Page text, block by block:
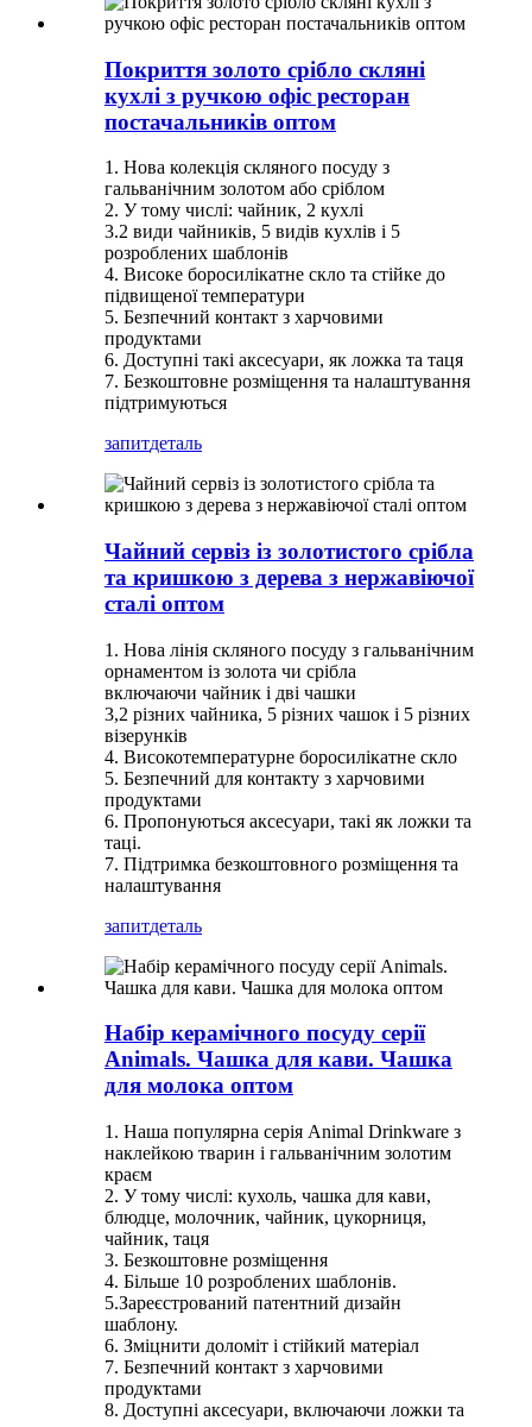
Покриття золото срібло скляні
кухлі з ручкою офіс ресторан
постачальників оптом
1. Нова колекція скляного посуду з
гальванічним золотом або сріблом
2. У тому числі: чайник, 2 кухлі
3.2 види чайників, 5 видів кухлів і 5
розроблених шаблонів
4. Високе боросилікатне скло та стійке до
підвищеної температури
5. Безпечний контакт з харчовими
продуктами
6. Доступні такі аксесуари, як ложка та таця
7. Безкоштовне розміщення та налаштування
підтримуються
запитдеталь
Чайний сервіз із золотистого срібла
та кришкою з дерева з нержавіючої
сталі оптом
1. Нова лінія скляного посуду з гальванічним
орнаментом із золота чи срібла
включаючи чайник і дві чашки
3,2 різних чайника, 5 різних чашок і 5 різних
візерунків
4. Високотемпературне боросилікатне скло
5. Безпечний для контакту з харчовими
продуктами
6. Пропонуються аксесуари, такі як ложки та
таці.
7. Підтримка безкоштовного розміщення та
налаштування
запитдеталь
Набір керамічного посуду серії
Animals. Чашка для кави. Чашка
для молока оптом
1. Наша популярна серія Animal Drinkware з
наклейкою тварин і гальванічним золотим
краєм
2. У тому числі: кухоль, чашка для кави,
блюдце, молочник, чайник, цукорниця,
чайник, таця
3. Безкоштовне розміщення
4. Більше 10 розроблених шаблонів.
5.Зареєстрований патентний дизайн
шаблону.
6. Зміцнити доломіт і стійкий матеріал
7. Безпечний контакт з харчовими
продуктами
8. Доступні аксесуари, включаючи ложки та